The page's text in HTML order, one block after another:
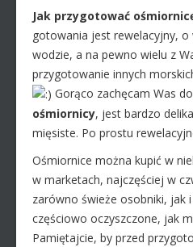
Jak przygotować
gotowania jest rewelacyjny, o
wodzie, a na pewno wielu z
przygotowanie innych
Gorąco zachęcam Was
ośmiornicy, jest bardzo
mięsiste. Po prostu
Ośmiornice można kupić w
w marketach, najczęściej w
zarówno świeże osobniki, jak
częściowo oczyszczone, jak
Pamiętajcie, by przed